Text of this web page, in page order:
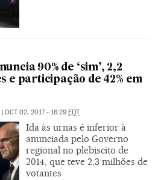
90% de ‘sim’, 2,2
e participação de 42% em
OCT 02, 2017 - 16:29 EDT
Ida às urnas é inferior à
anunciada pelo Governo
regional no plebiscito de
2014, que teve 2,3 milhões de
votantes